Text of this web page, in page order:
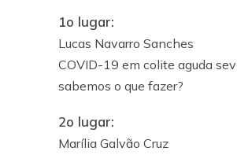
1o lugar:
Lucas Navarro Sanches
COVID-19 em colite aguda
sabemos o que fazer?
2o lugar:
Marília Galvão Cruz